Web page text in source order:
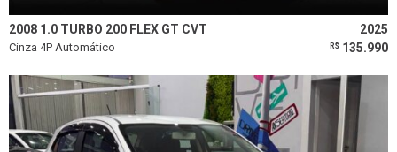
Limpar todos os filtros
2008 1.0 TURBO 200 FLEX GT CVT 2025
Cinza 4P Automático R$ 135.990